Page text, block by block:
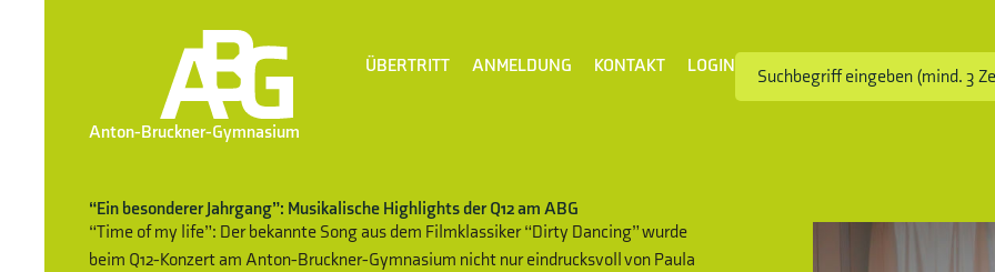
Anton-Bruckner-Gymnasium
ÜBERTRITT ANMELDUNG KONTAKT LOGIN
“Ein besonderer Jahrgang”: Musikalische Highlights der Q12 am ABG
“Time of my life”: Der bekannte Song aus dem Filmklassiker “Dirty Dancing” wurde
beim Q12-Konzert am Anton-Bruckner-Gymnasium nicht nur eindrucksvoll von Paula